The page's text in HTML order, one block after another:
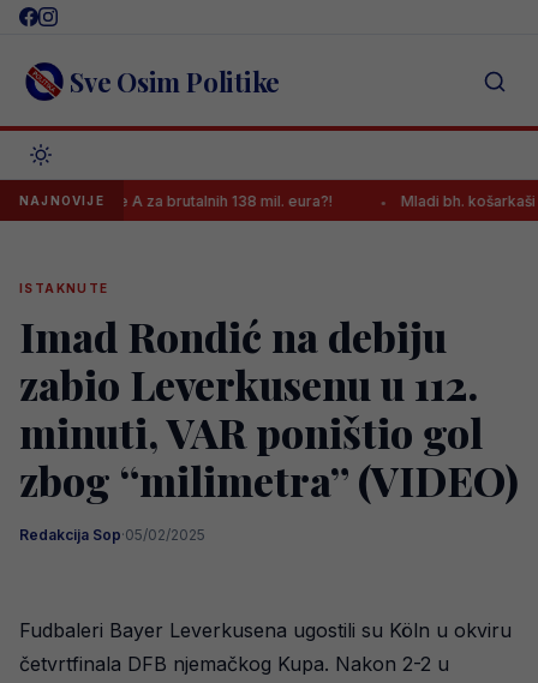
Skip
content Sve Osim Politike
NAJNOVIJE
Serie A za brutalnih 138 mil. eura?! Mladi bh. košarkaši
ISTAKNUTE
Imad Rondić na debiju
zabio Leverkusenu u 112.
minuti, VAR poništio gol
zbog “milimetra” (VIDEO)
Redakcija Sop·05/02/2025
Fudbaleri Bayer Leverkusena ugostili su Köln u okviru
četvrtfinala DFB njemačkog Kupa. Nakon 2-2 u